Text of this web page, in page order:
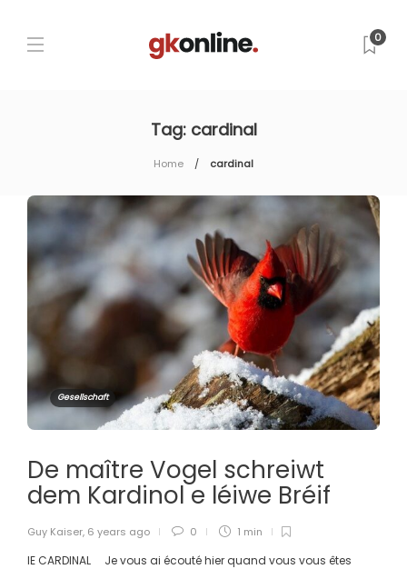
0
Tag: cardinal
Home cardinal
Gesellschaft
De maître Vogel schreiwt
dem Kardinol e léiwe Bréif
Guy Kaiser, 6 years ago 0 1 min
lE CARDINAL Je vous ai écouté hier quand vous vous êtes